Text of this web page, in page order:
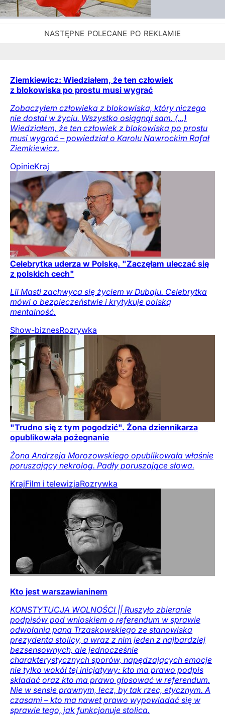
Ziemkiewicz: Wiedziałem, że ten człowiek
z blokowiska po prostu musi wygrać
Zobaczyłem człowieka z blokowiska, który niczego
nie dostał w życiu. Wszystko osiągnął sam. (...)
Wiedziałem, że ten człowiek z blokowiska po prostu
musi wygrać – powiedział o Karolu Nawrockim Rafał
Ziemkiewicz.
OpinieKraj
Celebrytka uderza w Polskę. "Zaczęłam uleczać się
z polskich cech"
Lil Masti zachwyca się życiem w Dubaju. Celebrytka
mówi o bezpieczeństwie i krytykuje polską
mentalność.
Show-biznesRozrywka
"Trudno się z tym pogodzić". Żona dziennikarza
opublikowała pożegnanie
Żona Andrzeja Morozowskiego opublikowała właśnie
poruszający nekrolog. Padły poruszające słowa.
KrajFilm i telewizjaRozrywka
Kto jest warszawianinem
KONSTYTUCJA WOLNOŚCI || Ruszyło zbieranie
podpisów pod wnioskiem o referendum w sprawie
odwołania pana Trzaskowskiego ze stanowiska
prezydenta stolicy, a wraz z nim jeden z najbardziej
bezsensownych, ale jednocześnie
charakterystycznych sporów, napędzających emocje
nie tylko wokół tej inicjatywy: kto ma prawo podpis
składać oraz kto ma prawo głosować w referendum.
Nie w sensie prawnym, lecz, by tak rzec, etycznym. A
czasami – kto ma nawet prawo wypowiadać się w
sprawie tego, jak funkcjonuje stolica.